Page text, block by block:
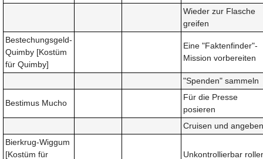
Wieder zur Flasche
greifen
Bestechungsgeld-
Quimby [Kostüm
für Quimby]
Eine "Faktenfinder"-
Mission vorbereiten
"Spenden" sammeln
Bestimus Mucho
Für die Presse
posieren
Cruisen und angeben
Bierkrug-Wiggum
[Kostüm für
Unkontrollierbar